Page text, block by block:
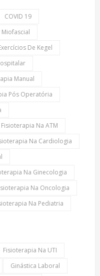
COVID 19
De Kegel
Manual
Pós Operatória
Fisioterapia Na ATM
Na Cardiologia
Na Ginecologia
Na Oncologia
Na Pediatria
Fisioterapia Na UTI
Ginástica Laboral